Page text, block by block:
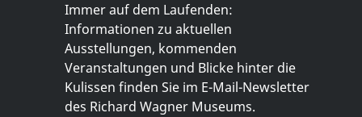
Immer auf dem Laufenden:
Informationen zu aktuellen
Ausstellungen, kommenden
Veranstaltungen und Blicke hinter die
Kulissen finden Sie im E-Mail-Newsletter
des Richard Wagner Museums.